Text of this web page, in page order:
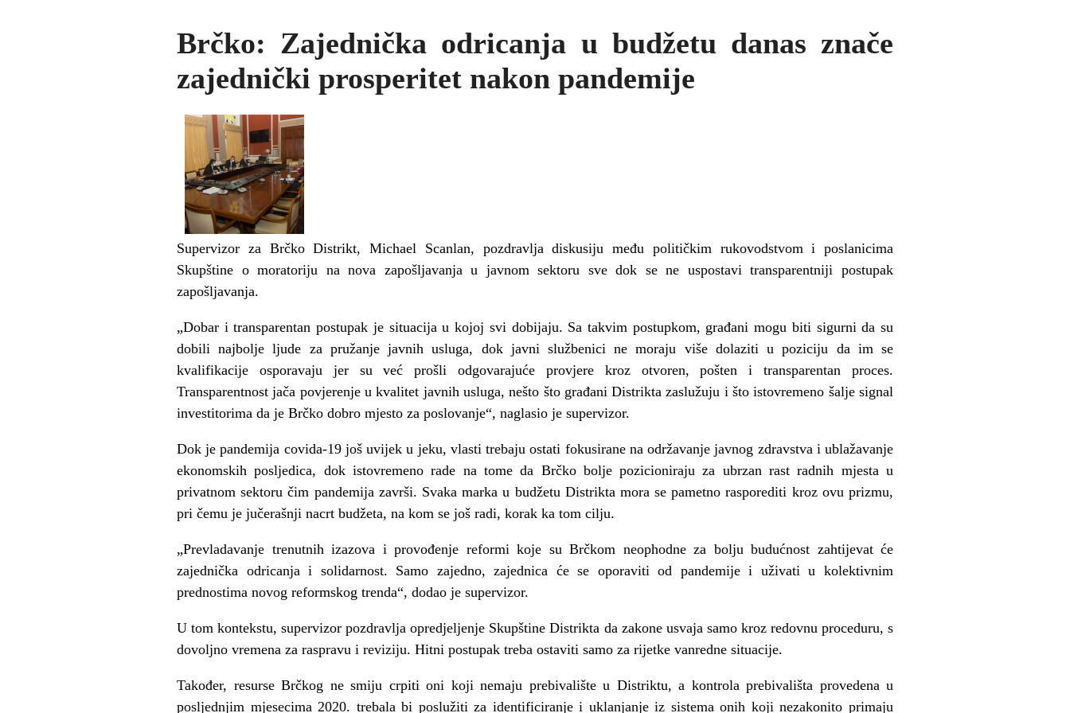
Brčko: Zajednička odricanja u budžetu danas znače
zajednički prosperitet nakon pandemije
Supervizor za Brčko Distrikt, Michael Scanlan, pozdravlja diskusiju među političkim rukovodstvom i poslanicima
Skupštine o moratoriju na nova zapošljavanja u javnom sektoru sve dok se ne uspostavi transparentniji postupak
zapošljavanja.
„Dobar i transparentan postupak je situacija u kojoj svi dobijaju. Sa takvim postupkom, građani mogu biti sigurni da su
dobili najbolje ljude za pružanje javnih usluga, dok javni službenici ne moraju više dolaziti u poziciju da im se
kvalifikacije osporavaju jer su već prošli odgovarajuće provjere kroz otvoren, pošten i transparentan proces.
Transparentnost jača povjerenje u kvalitet javnih usluga, nešto što građani Distrikta zaslužuju i što istovremeno šalje signal
investitorima da je Brčko dobro mjesto za poslovanje“, naglasio je supervizor.
Dok je pandemija covida-19 još uvijek u jeku, vlasti trebaju ostati fokusirane na održavanje javnog zdravstva i ublažavanje
ekonomskih posljedica, dok istovremeno rade na tome da Brčko bolje pozicioniraju za ubrzan rast radnih mjesta u
privatnom sektoru čim pandemija završi. Svaka marka u budžetu Distrikta mora se pametno rasporediti kroz ovu prizmu,
pri čemu je jučerašnji nacrt budžeta, na kom se još radi, korak ka tom cilju.
„Prevladavanje trenutnih izazova i provođenje reformi koje su Brčkom neophodne za bolju budućnost zahtijevat će
zajednička odricanja i solidarnost. Samo zajedno, zajednica će se oporaviti od pandemije i uživati u kolektivnim
prednostima novog reformskog trenda“, dodao je supervizor.
U tom kontekstu, supervizor pozdravlja opredjeljenje Skupštine Distrikta da zakone usvaja samo kroz redovnu proceduru, s
dovoljno vremena za raspravu i reviziju. Hitni postupak treba ostaviti samo za rijetke vanredne situacije.
Također, resurse Brčkog ne smiju crpiti oni koji nemaju prebivalište u Distriktu, a kontrola prebivališta provedena u
posljednjim mjesecima 2020. trebala bi poslužiti za identificiranje i uklanjanje iz sistema onih koji nezakonito primaju